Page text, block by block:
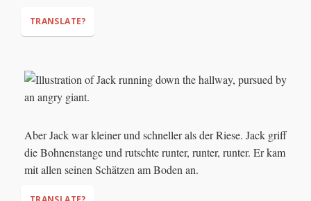
TRANSLATE?
Aber Jack war kleiner und schneller als der Riese. Jack griff
die Bohnenstange und rutschte runter, runter, runter. Er kam
mit allen seinen Schätzen am Boden an.